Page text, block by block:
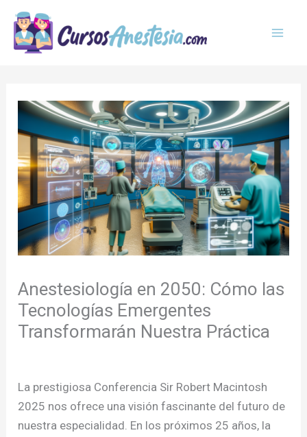
contenido
Anestesiología en 2050: Cómo las
Tecnologías Emergentes
Transformarán Nuestra Práctica
La prestigiosa Conferencia Sir Robert Macintosh
2025 nos ofrece una visión fascinante del futuro de
nuestra especialidad. En los próximos 25 años, la